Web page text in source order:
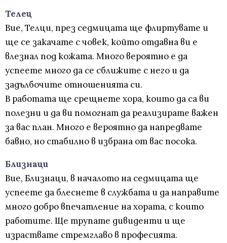
Телец
Вие, Телци, през седмицата ще флиртувате и
ще се закачате с човек, който отдавна ви е
влезнал под кожата. Много вероятно е да
успеете много да се сближите с него и да
задълбочите отношенията си.
В работата ще срещнете хора, които да са ви
полезни и да ви помогнат да реализирате важен
за вас план. Много е вероятно да напредвате
бавно, но стабилно в избрана от вас посока.
Близнаци
Вие, Близнаци, в началото на седмицата ще
успеете да блеснете в службата и да направите
много добро впечатление на хората, с които
работите. Ще трупате дивиденти и ще
израствате стремглаво в професията.